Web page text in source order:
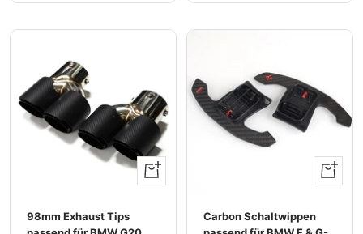
Ansehen
98mm Exhaust Tips
+
Carbon Schaltwippen